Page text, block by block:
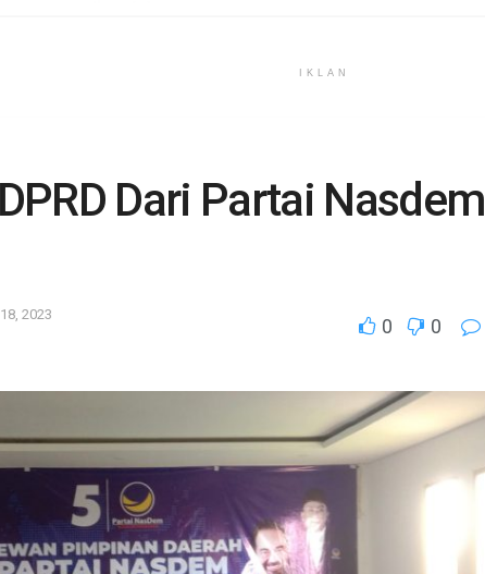
IKLAN
Dari Partai Nasdem
2023
0 0